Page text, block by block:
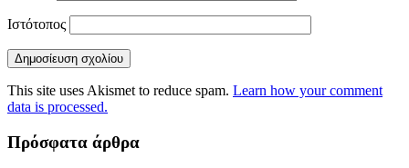
Ιστότοπος
This site uses Akismet to reduce spam. Learn how your comment
data is processed.
Πρόσφατα άρθρα